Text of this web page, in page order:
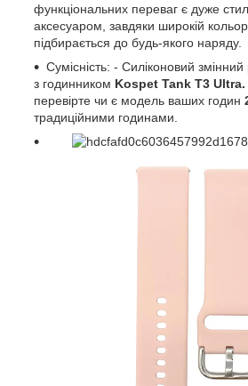
функціональних переваг є дуже
аксесуаром, завдяки широкій
підбирається до будь-якого наряду.
Сумісність: - Силіконовий
з годинником Kospet Tank T3 Ultra.
перевірте чи є модель ваших годин
традиційними годинами.